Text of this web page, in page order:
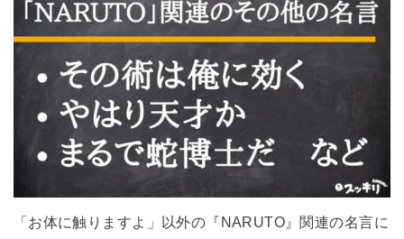
「お体に触りますよ」以外の『NARUTO』関連の名言に